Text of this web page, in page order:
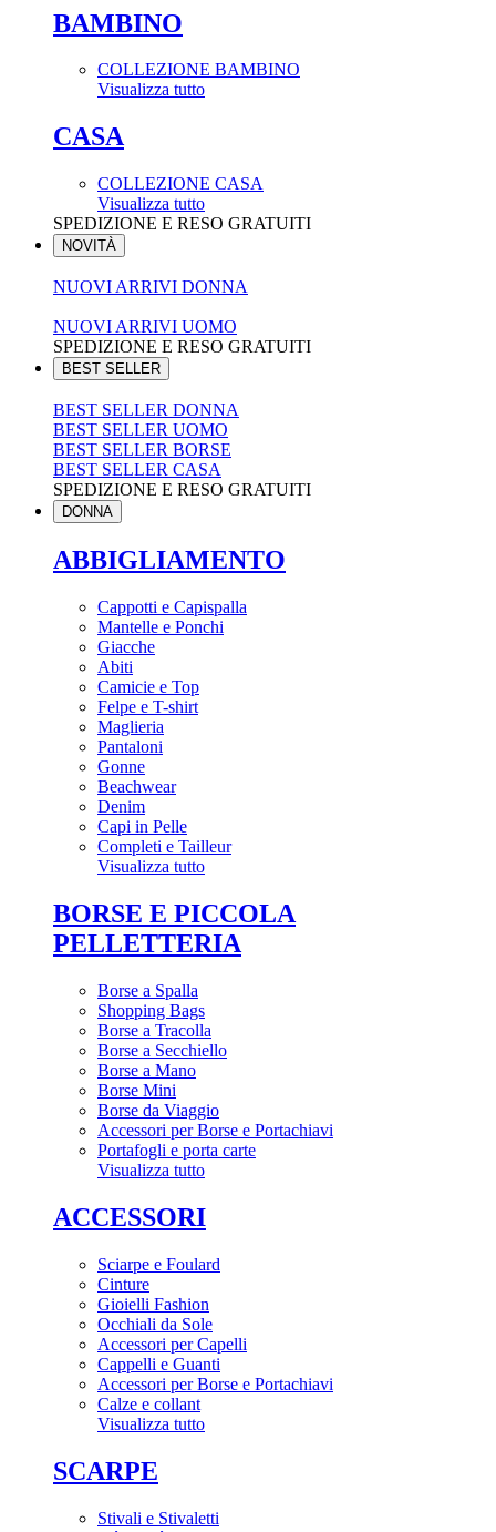
BAMBINO
COLLEZIONE BAMBINO
Visualizza tutto
CASA
COLLEZIONE CASA
Visualizza tutto
SPEDIZIONE E RESO GRATUITI
NOVITÀ
NUOVI ARRIVI DONNA
NUOVI ARRIVI UOMO
SPEDIZIONE E RESO GRATUITI
BEST SELLER
BEST SELLER DONNA
BEST SELLER UOMO
BEST SELLER BORSE
BEST SELLER CASA
SPEDIZIONE E RESO GRATUITI
DONNA
ABBIGLIAMENTO
Cappotti e Capispalla
Mantelle e Ponchi
Giacche
Abiti
Camicie e Top
Felpe e T-shirt
Maglieria
Pantaloni
Gonne
Beachwear
Denim
Capi in Pelle
Completi e Tailleur
Visualizza tutto
BORSE E PICCOLA
PELLETTERIA
Borse a Spalla
Shopping Bags
Borse a Tracolla
Borse a Secchiello
Borse a Mano
Borse Mini
Borse da Viaggio
Accessori per Borse e Portachiavi
Portafogli e porta carte
Visualizza tutto
ACCESSORI
Sciarpe e Foulard
Cinture
Gioielli Fashion
Occhiali da Sole
Accessori per Capelli
Cappelli e Guanti
Accessori per Borse e Portachiavi
Calze e collant
Visualizza tutto
SCARPE
Stivali e Stivaletti